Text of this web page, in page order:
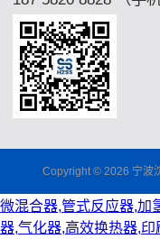
Copyright © 2026 宁波
微混合器,管式反应器,加
器,气化器,高效换热器,